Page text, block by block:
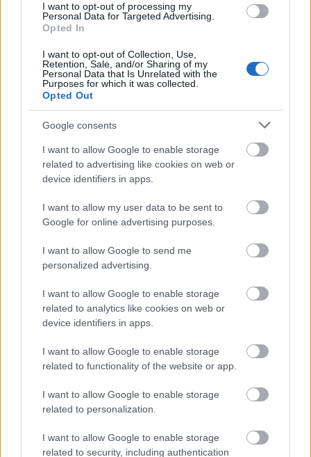
I want to opt-out of processing my
Personal Data for Targeted Advertising.
Opted In
I want to opt-out of Collection, Use,
Retention, Sale, and/or Sharing of my
Personal Data that Is Unrelated with the
Purposes for which it was collected.
Opted Out
Google consents
I want to allow Google to enable storage
related to advertising like cookies on web or
device identifiers in apps.
I want to allow my user data to be sent to
Google for online advertising purposes.
I want to allow Google to send me
personalized advertising.
I want to allow Google to enable storage
related to analytics like cookies on web or
device identifiers in apps.
I want to allow Google to enable storage
related to functionality of the website or app.
I want to allow Google to enable storage
related to personalization.
I want to allow Google to enable storage
related to security, including authentication
λήψη νοσηλευτικής ειδικότητας (μόνο για ΠΕ και
ΤΕ) και για παράταση έως έξι μήνες, υπό τον όρο
της λήψης του τίτλου αυτής -20 μόρια ανά μήνα
άσκησηςγια τη λήψη της ειδικότητας έως και τις
23 Απριλίου 2024 (προσμετράται έως το
ανώτατο όριο των 24 μηνών)
Ο μόνος τρόπος στην Ελλάδα να πάρετε
90 μόρια με Proficiency ΠΡΙΝ ΚΛΕΙΣΟΥΝ
ΟΙ ΑΙΤΗΣΕΙΣ
και η γνώση τηςξένης γλώσσας
και μάλιστα
μπορεί να εκτοξεύσει τους υποψηφίους
παρέχοντας τους+90 ολόκληραμόρια. Αναλυτικά:
Άριστη γνώση ξένης γλώσσας -
Πολύ καλή γνώση ξένης γλώσσας -60 μόρια
Καλή γνώση ξένης γλώσσας -40 μόρια
Μόνο στην goLearn παίρνετεΧΩΡΙΣ